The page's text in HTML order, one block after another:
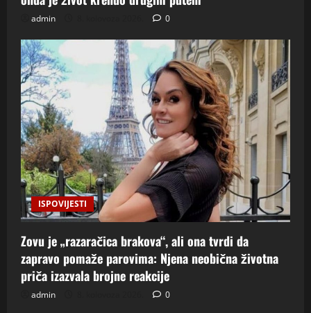
admin 0
ISPOVIJESTI
Zovu je „razaračica brakova“, ali ona tvrdi da
zapravo pomaže parovima: Njena neobična životna
priča izazvala brojne reakcije
admin 0